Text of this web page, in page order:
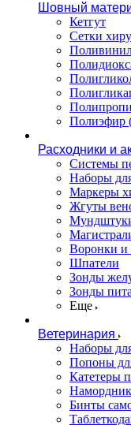
Шовный
Кетгут
Сетки
Полиэфир
Расходники и
Системы
Наборы
Маркеры
Жгуты
Воронки
Шпатели
Зонды
Зонды
Еще
Ветеринария
Наборы
Попоны
Катетеры
Бинты